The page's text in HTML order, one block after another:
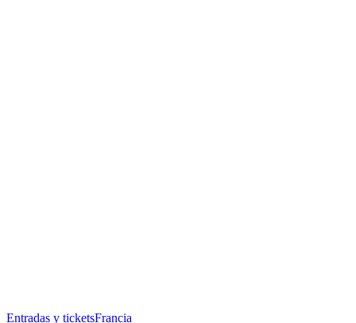
Entradas y ticketsFrancia